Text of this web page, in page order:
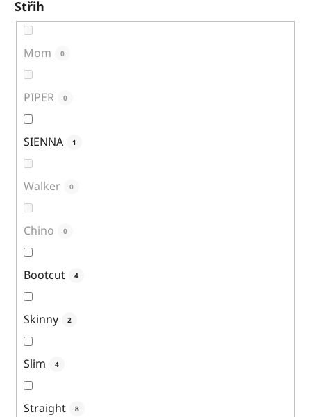
Střih
Mom 0
PIPER 0
SIENNA 1
Walker 0
Chino 0
Bootcut 4
Skinny 2
Slim 4
Straight 8